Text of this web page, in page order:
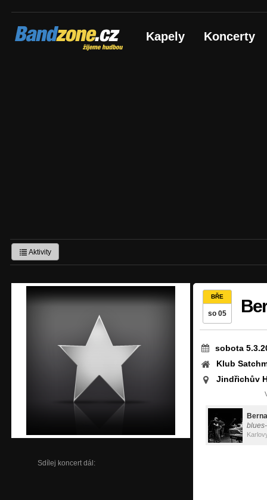
Bandzone.cz
žijeme hudbou Kapely Koncerty
Aktivity
Sdílej koncert dál:
BŘE
so 05
sobota
Klub
Jindřichův